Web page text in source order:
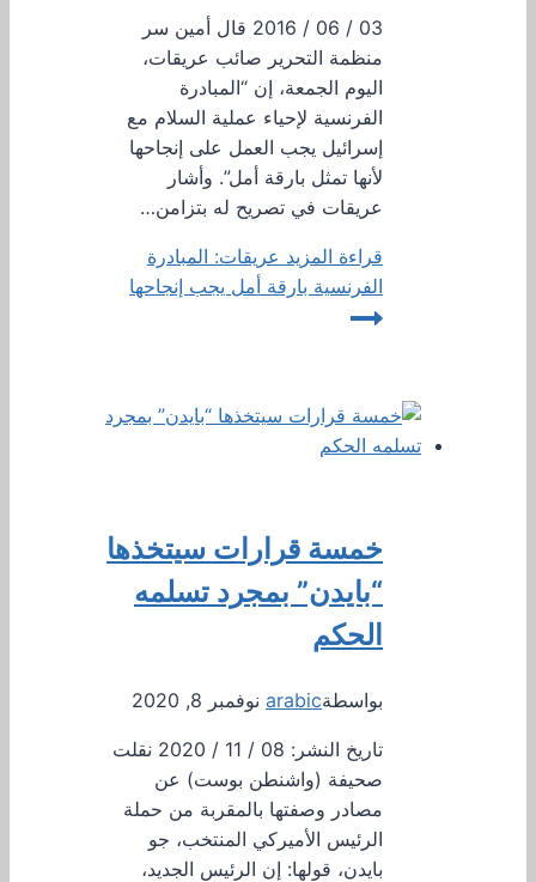
03 / 06 / 2016 قال أمين سر
منظمة التحرير صائب عريقات،
اليوم الجمعة، إن “المبادرة
الفرنسية لإحياء عملية السلام مع
إسرائيل يجب العمل على إنجاحها
لأنها تمثل بارقة أمل”. وأشار
عريقات في تصريح له بتزامن…
قراءة المزيد عريقات: المبادرة
الفرنسية بارقة أمل يجب إنجاحها
خمسة قرارات سيتخذها
“بايدن” بمجرد تسلمه
الحكم
بواسطةarabic نوفمبر 8, 2020
تاريخ النشر: 08 / 11 / 2020 نقلت
صحيفة (واشنطن بوست) عن
مصادر وصفتها بالمقربة من حملة
الرئيس الأميركي المنتخب، جو
بايدن، قولها: إن الرئيس الجديد،